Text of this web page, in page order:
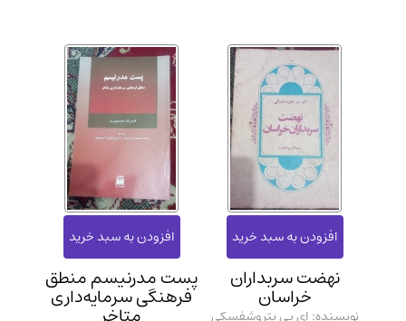
نهضت سربداران
خراسان
نویسنده: ای پی پتروشفسکی
پست مدرنیسم منطق
فرهنگی سرمایه‌داری